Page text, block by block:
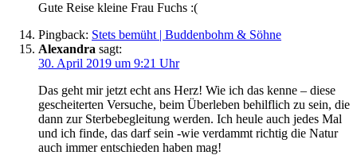
Gute Reise kleine Frau Fuchs :(
Pingback: Stets bemüht | Buddenbohm & Söhne
Alexandra sagt:
30. April 2019 um 9:21 Uhr
Das geht mir jetzt echt ans Herz! Wie ich das kenne – diese
gescheiterten Versuche, beim Überleben behilflich zu sein, die
dann zur Sterbebegleitung werden. Ich heule auch jedes Mal
und ich finde, das darf sein -wie verdammt richtig die Natur
auch immer entschieden haben mag!